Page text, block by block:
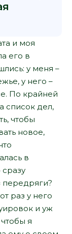
и моя
его в
у меня –
у него –
По крайней
список дел,
чтобы
новое,
в
сразу
передряги?
раз у него
и уж
я